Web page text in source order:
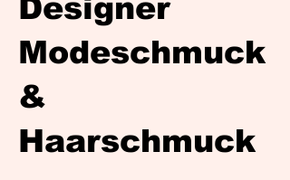
Designer
Modeschmuck
&
Haarschmuck